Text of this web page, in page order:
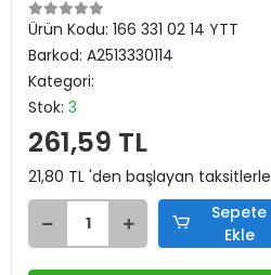
Ürün Kodu: 166 331 02 14 YTT
Barkod: A2513330114
Kategori:
Stok: 3
261,59 TL
21,80 TL 'den başlayan taksitlerle
Sepete
Ekle